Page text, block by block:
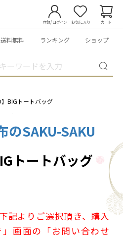
登録/ログイン お気に入り カート
送料無料 ランキング ショップ
】BIGトートバッグ
1
のSAKU-SAKU
トートバッグ
記よりご選択頂き、購入
画面の「お問い合わせ